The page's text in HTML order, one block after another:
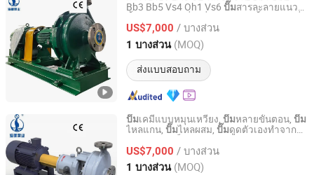
Bb3 Bb5 Vs4 Oh1 Vs6 ปั๊มสารละลายแนว
อุณหภูมิสูงได้
US$7,000 / บางส่วน
1 บางส่วน (MOQ)
ส่งแบบสอบถาม
Jiangsu Haishi Pumps Manufacturing Co., Ltd.
Jiangsu, China อัตราจาก 2018
ปั๊มเคมีแบบหมุนเหวี่ยง, ปั๊มหลายขั้นตอน, ปั๊ม
ไหลแกน, ปั๊มไหลผสม, ปั๊มดูดตัวเองทำจากส
และฮาสเทลลอย
US$7,000 / บางส่วน
1 บางส่วน (MOQ)
Jiangsu Haishi Pumps Manufacturing Co., Ltd.
Jiangsu, China อัตราจาก 2018